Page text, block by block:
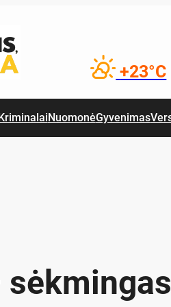
+23°C
NuomonėGyvenimas